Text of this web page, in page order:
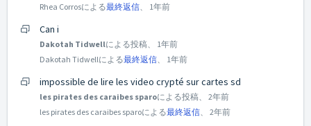
Rhea Corrosによる最終返信 1年前
Can i
Dakotah Tidwellによる投稿、 1年前
Dakotah Tidwellによる最終返信 1年前
impossible de lire les video crypté sur cartes sd
les pirates des caraibes sparoによる投稿、 2年前
les pirates des caraibes sparoによる最終返信 2年前